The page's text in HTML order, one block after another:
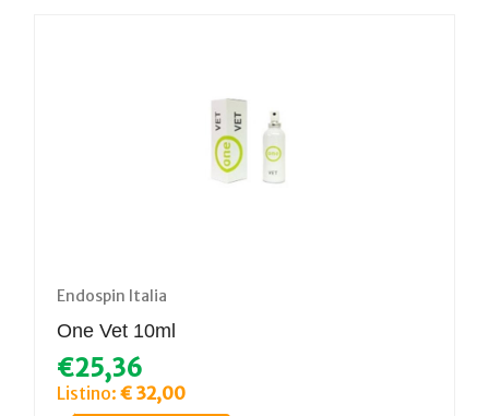
Endospin Italia
One Vet 10ml
€25,36
Listino: € 32,00